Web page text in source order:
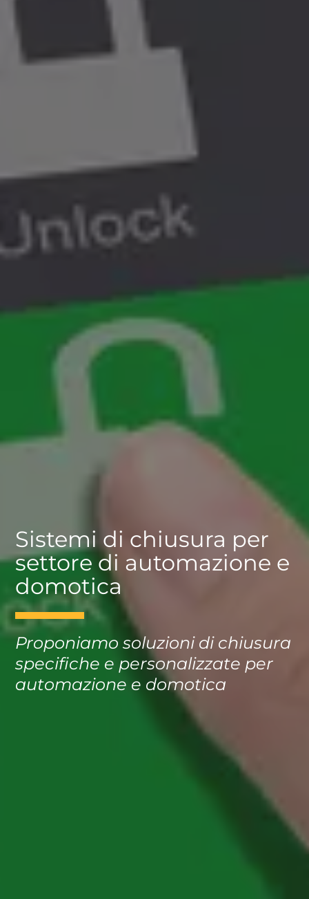
Sistemi di chiusura per
settore di automazione e
domotica
Proponiamo soluzioni di chiusura
specifiche e personalizzate per
automazione e domotica